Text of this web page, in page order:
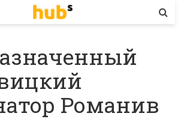
Романив